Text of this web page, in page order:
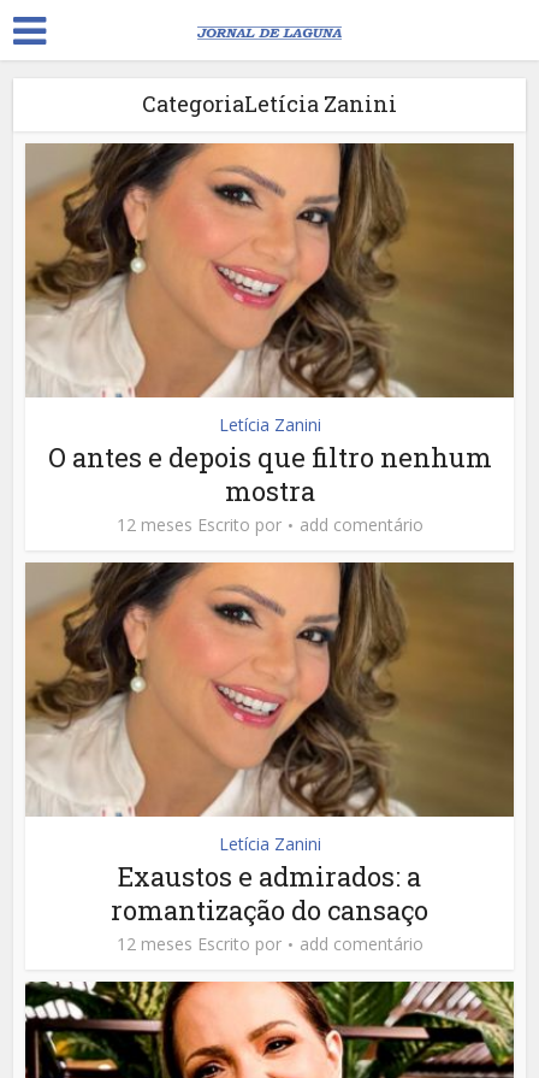
CategoriaLetícia Zanini
Letícia Zanini
O antes e depois que filtro nenhum
mostra
12 meses Escrito por add comentário
Letícia Zanini
Exaustos e admirados: a
romantização do cansaço
12 meses Escrito por add comentário